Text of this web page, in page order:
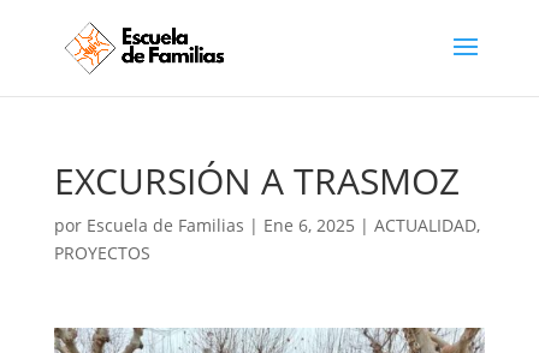
EXCURSIÓN A TRASMOZ
por Escuela de Familias | Ene 6, 2025 | ACTUALIDAD,
PROYECTOS